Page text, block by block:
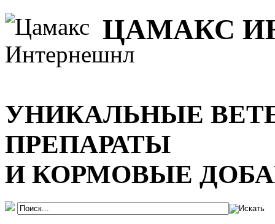
ЦАМАКС
УНИКАЛЬНЫЕ
ПРЕПАРАТЫ
И КОРМОВЫЕ